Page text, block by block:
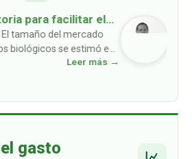
para facilitar el
tamaño del mercado
biológicos se estimó en
2022, y se prevé que
mil millones para 2030.
Leer más →
gasto